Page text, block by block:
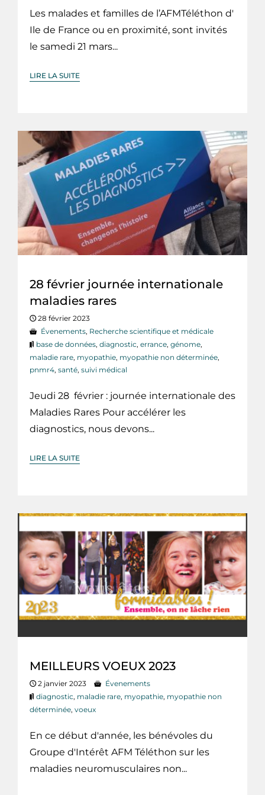
Les malades et familles de l’AFMTéléthon d'
Ile de France ou en proximité, sont invités
le samedi 21 mars...
LIRE LA SUITE
28 février journée internationale
maladies rares
28 février 2023
Évenements, Recherche scientifique et médicale
base de données, diagnostic, errance, génome,
maladie rare, myopathie, myopathie non déterminée,
pnmr4, santé, suivi médical
Jeudi 28 février : journée internationale des
Maladies Rares Pour accélérer les
diagnostics, nous devons...
LIRE LA SUITE
MEILLEURS VOEUX 2023
2 janvier 2023
Évenements
diagnostic, maladie rare, myopathie, myopathie non
déterminée, voeux
En ce début d'année, les bénévoles du
Groupe d'Intérêt AFM Téléthon sur les
maladies neuromusculaires non...